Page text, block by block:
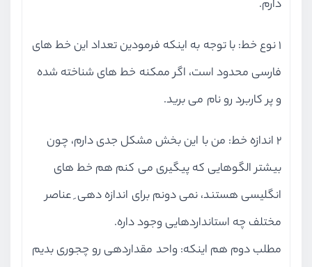
دارم.
1 نوع خط: با توجه به اینکه فرمودین تعداد این خط های
فارسی محدود است، اگر ممکنه خط های شناخته شده
و پر کاربرد رو نام می برید.
2 اندازه خط: من با این بخش مشکل جدی دارم، چون
بیشتر الگوهایی که پیگیری می کنم هم خط های
انگلیسی هستند، نمی دونم برای اندازه دهی ِ عناصر
مختلف چه استانداردهایی وجود داره.
مطلب دوم هم اینکه: واحد مقداردهی رو چجوری بدیم